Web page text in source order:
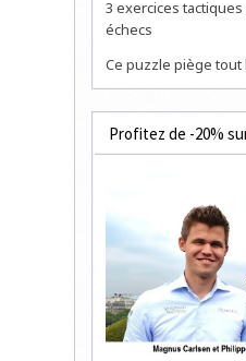
3 exercices
échecs
Ce puzzle piège tout
Profitez de -20%